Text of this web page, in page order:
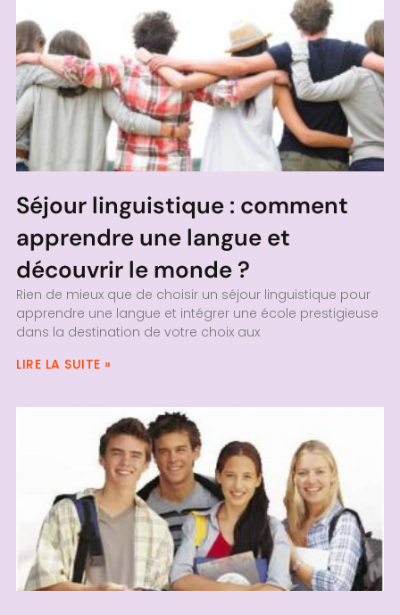
Séjour linguistique : comment
apprendre une langue et
découvrir le monde ?
Rien de mieux que de choisir un séjour linguistique pour
apprendre une langue et intégrer une école prestigieuse
dans la destination de votre choix aux
LIRE LA SUITE »